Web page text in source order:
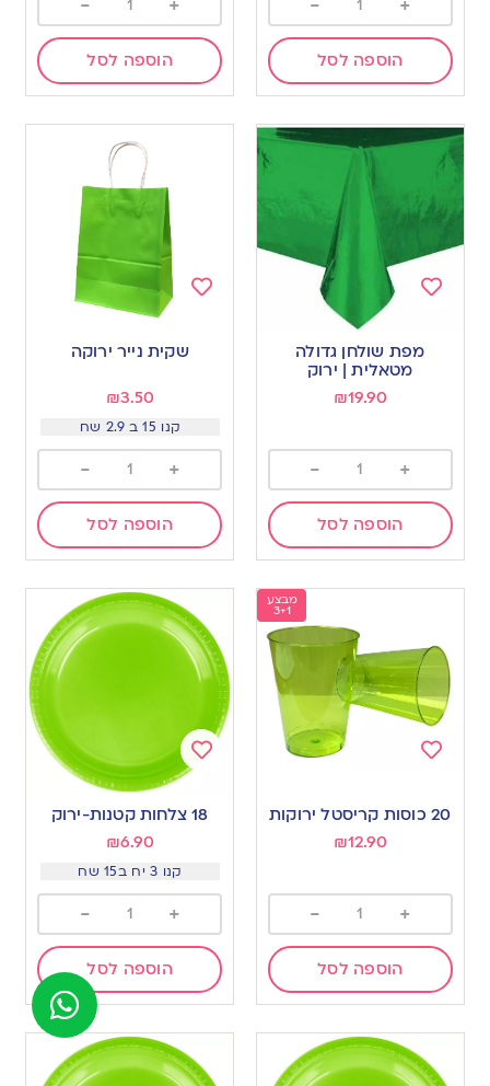
הוספה לסל הוספה לסל
wishlist
מפת שולחן גדולה
מטאלית | ירוק
₪19.90
+
-
הוספה לסל
wishlist
שקית נייר ירוקה
₪3.50
קנו 15 ב 2.9 שח
+
-
הוספה לסל
מבצע
3+1
to
20 כוסות קריסטל ירוקות
₪12.90
+
-
הוספה לסל
Add
to18 צלחות קטנות-ירוק
₪6.90
קנו 3 יח ב15 שח
+
-
הוספה לסל